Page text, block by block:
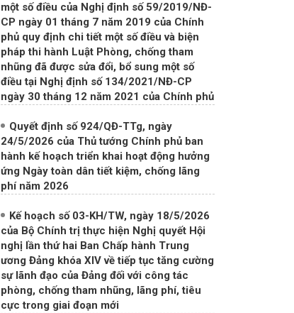
một số điều của Nghị định số 59/2019/NĐ-
CP ngày 01 tháng 7 năm 2019 của Chính
phủ quy định chi tiết một số điều và biện
pháp thi hành Luật Phòng, chống tham
nhũng đã được sửa đổi, bổ sung một số
điều tại Nghị định số 134/2021/NĐ-CP
ngày 30 tháng 12 năm 2021 của Chính phủ
Quyết định số 924/QĐ-TTg, ngày
24/5/2026 của Thủ tướng Chính phủ ban
hành kế hoạch triển khai hoạt động hưởng
ứng Ngày toàn dân tiết kiệm, chống lãng
phí năm 2026
Kế hoạch số 03-KH/TW, ngày 18/5/2026
của Bộ Chính trị thực hiện Nghị quyết Hội
nghị lần thứ hai Ban Chấp hành Trung
ương Đảng khóa XIV về tiếp tục tăng cường
sự lãnh đạo của Đảng đối với công tác
phòng, chống tham nhũng, lãng phí, tiêu
cực trong giai đoạn mới